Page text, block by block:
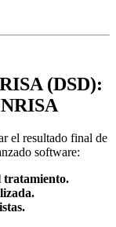
(DSD):
el resultado final de
software:
tratamiento.